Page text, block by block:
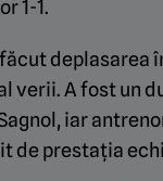
1-1.
deplasarea
verii. A fost un
iar
de prestația